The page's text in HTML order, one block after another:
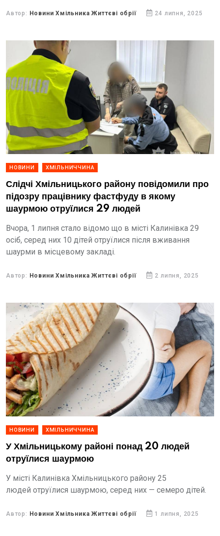
салоні.
Автор: Новини Хмільника Життєві обрії 24 липня, 2025
НОВИНИ ХМІЛЬНИЧЧИНА
Слідчі Хмільницького району повідомили про
підозру працівнику фастфуду в якому
шаурмою отруїлися 29 людей
Вчора, 1 липня стало відомо що в місті Калинівка 29
осіб, серед них 10 дітей отруїлися після вживання
шаурми в місцевому закладі.
Автор: Новини Хмільника Життєві обрії 2 липня, 2025
НОВИНИ ХМІЛЬНИЧЧИНА
У Хмільницькому районі понад 20 людей
отруїлися шаурмою
У місті Калинівка Хмільницького району 25
людей отруїлися шаурмою, серед них — семеро дітей.
Автор: Новини Хмільника Життєві обрії 1 липня, 2025